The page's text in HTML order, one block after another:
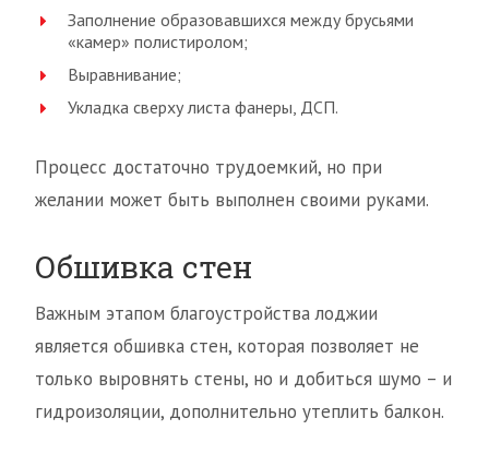
Заполнение образовавшихся между брусьями
«камер» полистиролом;
Выравнивание;
Укладка сверху листа фанеры, ДСП.
Процесс достаточно трудоемкий, но при
желании может быть выполнен своими руками.
Обшивка стен
Важным этапом благоустройства лоджии
является обшивка стен, которая позволяет не
только выровнять стены, но и добиться шумо – и
гидроизоляции, дополнительно утеплить балкон.